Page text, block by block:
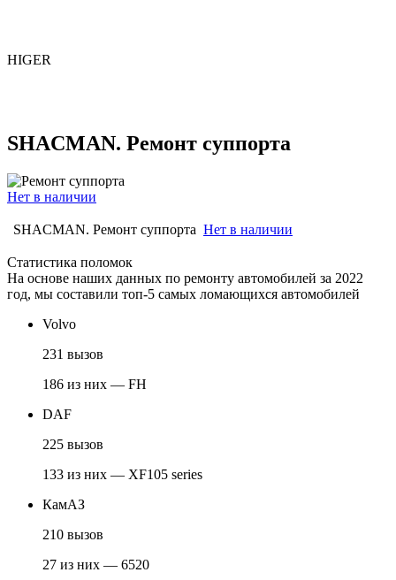
HIGER
SHACMAN. Ремонт суппорта
Нет в наличии
SHACMAN. Ремонт суппорта Нет в наличии
Статистика поломок
На основе наших данных по ремонту автомобилей за 2022
год, мы составили топ-5 самых ломающихся автомобилей
Volvo
231 вызов
186 из них — FH
DAF
225 вызов
133 из них — XF105 series
КамАЗ
210 вызов
27 из них — 6520